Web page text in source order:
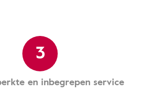
3
en inbegrepen service